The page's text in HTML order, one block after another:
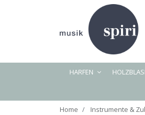
HARFEN
Home Instrumente &